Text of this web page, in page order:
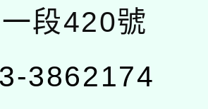
段420號
3862174